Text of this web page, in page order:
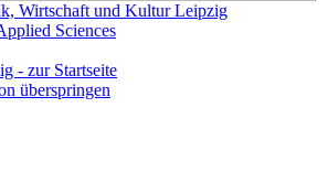
Wirtschaft und Kultur Leipzig
Sciences
überspringen